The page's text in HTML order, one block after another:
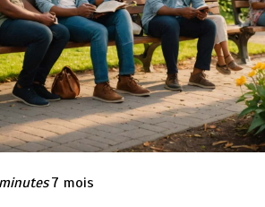
7 mois